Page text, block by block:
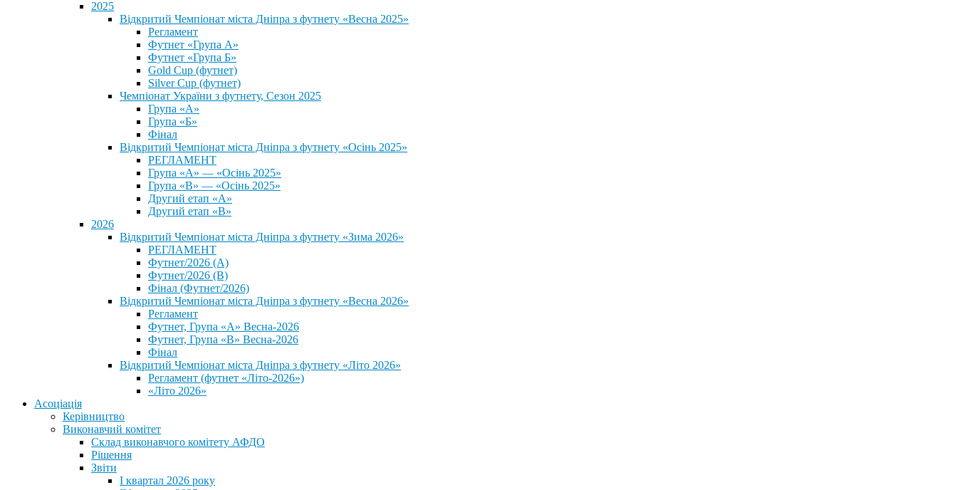
2025
Відкритий Чемпіонат міста Дніпра з футнету «Весна 2025»
Регламент
Футнет «Група А»
Футнет «Група Б»
Gold Cup (футнет)
Silver Cup (футнет)
Чемпіонат України з футнету, Сезон 2025
Група «А»
Група «Б»
Фінал
Відкритий Чемпіонат міста Дніпра з футнету «Осінь 2025»
РЕГЛАМЕНТ
Група «А» — «Осінь 2025»
Група «В» — «Осінь 2025»
Другий етап «А»
Другий етап «В»
2026
Відкритий Чемпіонат міста Дніпра з футнету «Зима 2026»
РЕГЛАМЕНТ
Футнет/2026 (А)
Футнет/2026 (В)
Фінал (Футнет/2026)
Відкритий Чемпіонат міста Дніпра з футнету «Весна 2026»
Регламент
Футнет, Група «А» Весна-2026
Футнет, Група «В» Весна-2026
Фінал
Відкритий Чемпіонат міста Дніпра з футнету «Літо 2026»
Регламент (футнет «Літо-2026»)
«Літо 2026»
Асоціація
Керівництво
Виконавчий комітет
Склад виконавчого комітету АФДО
Рішення
Звіти
I квартал 2026 року